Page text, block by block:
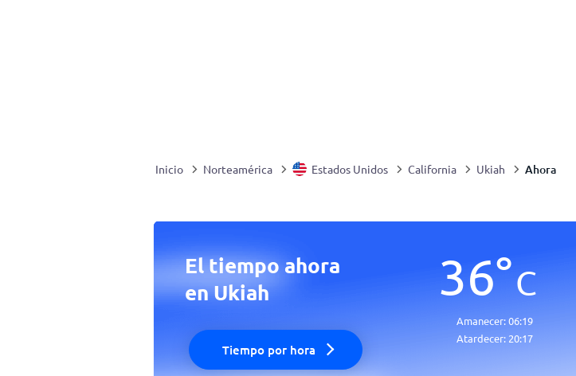
Inicio Norteamérica Estados Unidos California Ukiah Ahora
El tiempo ahora
en Ukiah
Tiempo por hora
36°C
Amanecer:06:19
Atardecer: 20:17